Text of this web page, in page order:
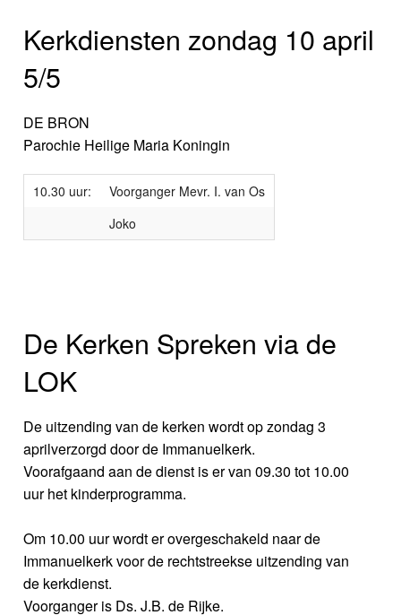
Kerkdiensten zondag 10 april
5/5
DE BRON
Parochie Heilige Maria Koningin
10.30 uur:
Voorganger Mevr. I. van Os
Joko
De Kerken Spreken via de
LOK
De uitzending van de kerken wordt op zondag 3
aprilverzorgd door de Immanuelkerk.
Voorafgaand aan de dienst is er van 09.30 tot 10.00
uur het kinderprogramma.
Om 10.00 uur wordt er overgeschakeld naar de
Immanuelkerk voor de rechtstreekse uitzending van
de kerkdienst.
Voorganger is Ds. J.B. de Rijke.